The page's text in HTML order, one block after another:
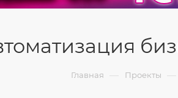
Главная — Проекты —